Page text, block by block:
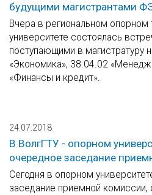
будущими магистрантами
Вчера в региональном опорном
университете состоялась
поступающими в магистратуру
«Экономика», 38.04.02
«Финансы и кредит».
24.07.2018
В ВолгГТУ - опорном
очередное заседание
Сегодня в опорном
заседание приемной комиссии,